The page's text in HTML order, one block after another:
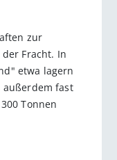
zur
Fracht. In
etwa lagern
außerdem fast
Tonnen